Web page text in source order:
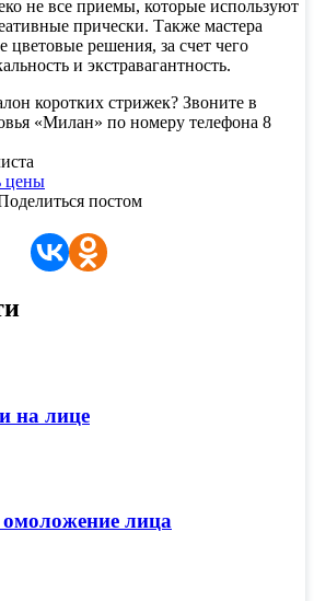
не все приемы, которые используют
прически. Также мастера
решения, за счет чего
и экстравагантность.
коротких стрижек? Звоните в
«Милан» по номеру телефона 8
цены
постом
на лице
лица